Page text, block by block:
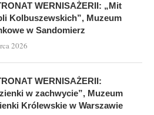
WERNISAŻERII: „Mit
Kolbuszewskich”, Muzeum
w Sandomierz
2026
WERNISAŻERII:
w zachwycie”, Muzeum
Królewskie w Warszawie